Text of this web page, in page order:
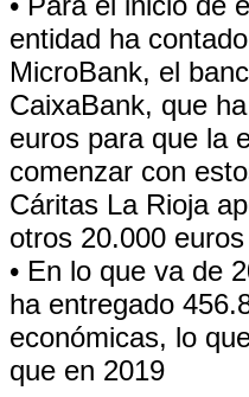
entidad ha
MicroBank, el
CaixaBank, que
euros para que la
comenzar con
Cáritas La Rioja
otros 20.000 euros
• En lo que va de
ha entregado
económicas, lo
que en 2019